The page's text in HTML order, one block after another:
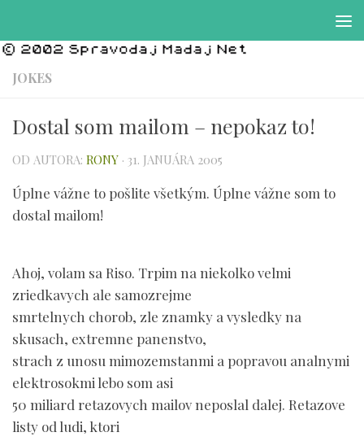
JOKES
Dostal som mailom – nepokaz to!
OD AUTORA: RONY · 31. JANUÁRA 2005
Úplne vážne to pošlite všetkým. Úplne vážne som to
dostal mailom!
Ahoj, volam sa Riso. Trpim na niekolko velmi
zriedkavych ale samozrejme
smrtelnych chorob, zle znamky a vysledky na
skusach, extremne panenstvo,
strach z unosu mimozemstanmi a popravou analnymi
elektrosokmi lebo som asi
50 miliard retazovych mailov neposlal dalej. Retazove
listy od ludi, ktori